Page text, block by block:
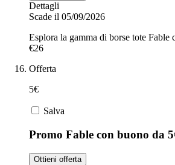
Dettagli
Scade il 05/09/2026
Esplora la gamma di borse tote Fable
€26
Offerta
5€
Salva
Promo Fable con buono da
Ottieni offerta